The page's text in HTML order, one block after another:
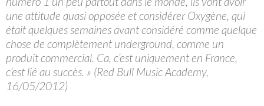
une attitude quasi opposée et considérer Oxygène, qui
était quelques semaines avant considéré comme quelque
chose de complètement underground, comme un
produit commercial. Ca, c’est uniquement en France,
c’est lié au succès. » (Red Bull Music Academy,
16/05/2012)